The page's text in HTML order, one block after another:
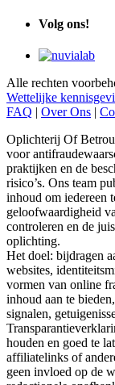
Volg ons!
Alle rechten
Wettelijke
FAQ | Over Ons |
Oplichterij Of
voor
praktijken en de
risico’s. Ons team
inhoud om iedereen
geloofwaardigheid
controleren en de
oplichting.
Het doel: bijdragen
websites,
vormen van online
inhoud aan te
signalen,
houden en goed te
affiliatelinks of
geen invloed op de